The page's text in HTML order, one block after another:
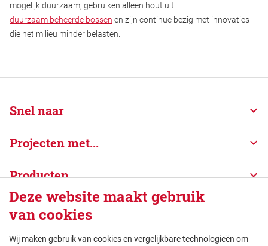
mogelijk duurzaam, gebruiken alleen hout uit
duurzaam beheerde bossen en zijn continue bezig met innovaties
die het milieu minder belasten.
Snel naar
Projecten met...
Producten
Over Houkesloot
Deze website maakt gebruik
van cookies
Wij maken gebruik van cookies en vergelijkbare technologieën om